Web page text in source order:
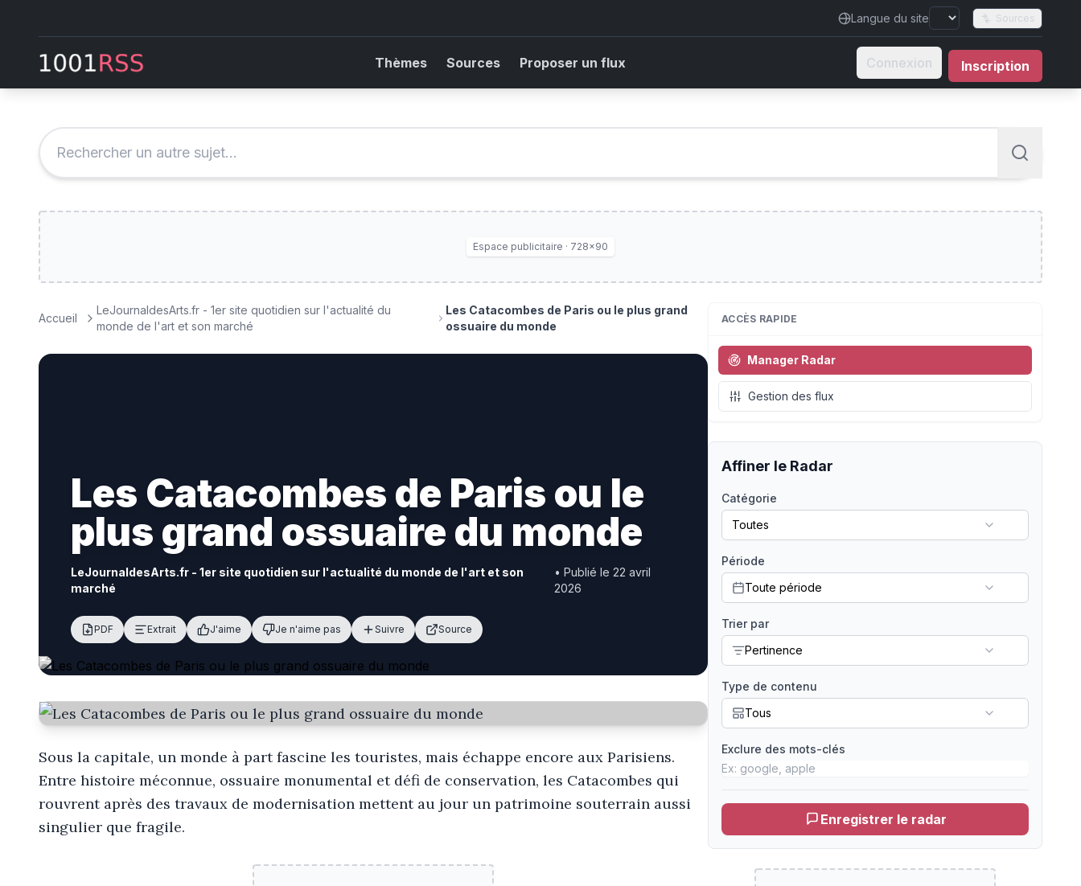
Langue du site Sources
Thèmes Sources Proposer un flux Connexion Inscription
Espace publicitaire · 728×90
Accueil
LeJournaldesArts.fr - 1er site quotidien sur l'actualité du
monde de l'art et son marché
Les Catacombes de Paris ou le plus grand
ossuaire du monde
Les Catacombes de Paris ou le
plus grand ossuaire du monde
LeJournaldesArts.fr - 1er site quotidien sur l'actualité du monde de l'art et son
marché
• Publié le 22 avril
2026
PDF Extrait J'aime Je n'aime pas Suivre Source
Sous la capitale, un monde à part fascine les touristes, mais échappe encore aux Parisiens.
Entre histoire méconnue, ossuaire monumental et défi de conservation, les Catacombes qui
rouvrent après des travaux de modernisation mettent au jour un patrimoine souterrain aussi
singulier que fragile.
ACCÈS RAPIDE
Manager Radar
Gestion des flux
Affiner le Radar
Catégorie
Toutes
Période
Toute période
Trier par
Pertinence
Type de contenu
Tous
Exclure des mots-clés
Enregistrer le radar